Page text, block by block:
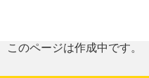
このページは作成中です。